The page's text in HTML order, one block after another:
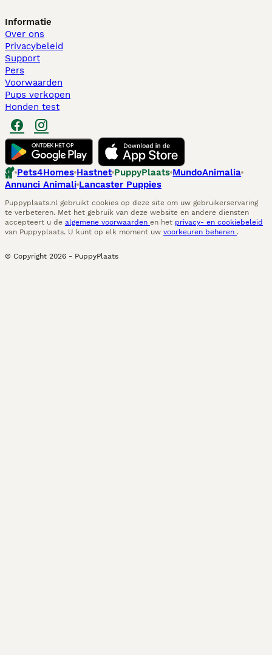
Informatie
Over ons
Privacybeleid
Support
Pers
Voorwaarden
Pups verkopen
Honden test
Pets4Homes Hastnet PuppyPlaats MundoAnimalia
Annunci Animali Lancaster Puppies
Puppyplaats.nl gebruikt cookies op deze site om uw gebruikerservaring
te verbeteren. Met het gebruik van deze website en andere diensten
accepteert u de algemene voorwaarden en het privacy- en cookiebeleid
van Puppyplaats. U kunt op elk moment uw voorkeuren beheren .
© Copyright 2026 - PuppyPlaats